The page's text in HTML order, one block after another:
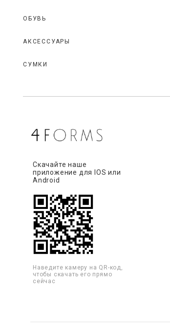
ОБУВЬ
АКСЕССУАРЫ
СУМКИ
Скачайте наше
приложение для IOS или
Android
Наведите камеру на QR-код,
чтобы скачать его прямо
сейчас